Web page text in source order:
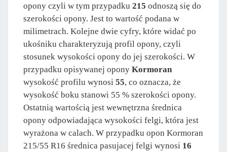
opony czyli w tym przypadku 215 odnoszą się do
szerokości opony. Jest to wartość podana w
milimetrach. Kolejne dwie cyfry, które widać po
ukośniku charakteryzują profil opony, czyli
stosunek wysokości opony do jej szerokości. W
przypadku opisywanej opony Kormoran
wysokość profilu wynosi 55, co oznacza, że
wysokość boku stanowi 55 % szerokości opony.
Ostatnią wartością jest wewnętrzna średnica
opony odpowiadająca wysokości felgi, która jest
wyrażona w calach. W przypadku opon Kormoran
215/55 R16 średnica pasujacej felgi wynosi 16